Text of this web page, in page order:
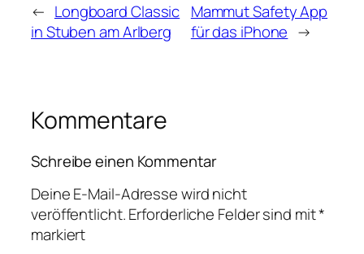
← Longboard Classic
in Stuben am Arlberg
Mammut Safety App
für das iPhone →
Kommentare
Schreibe einen Kommentar
Deine E-Mail-Adresse wird nicht
veröffentlicht.Erforderliche Felder sind mit*
markiert